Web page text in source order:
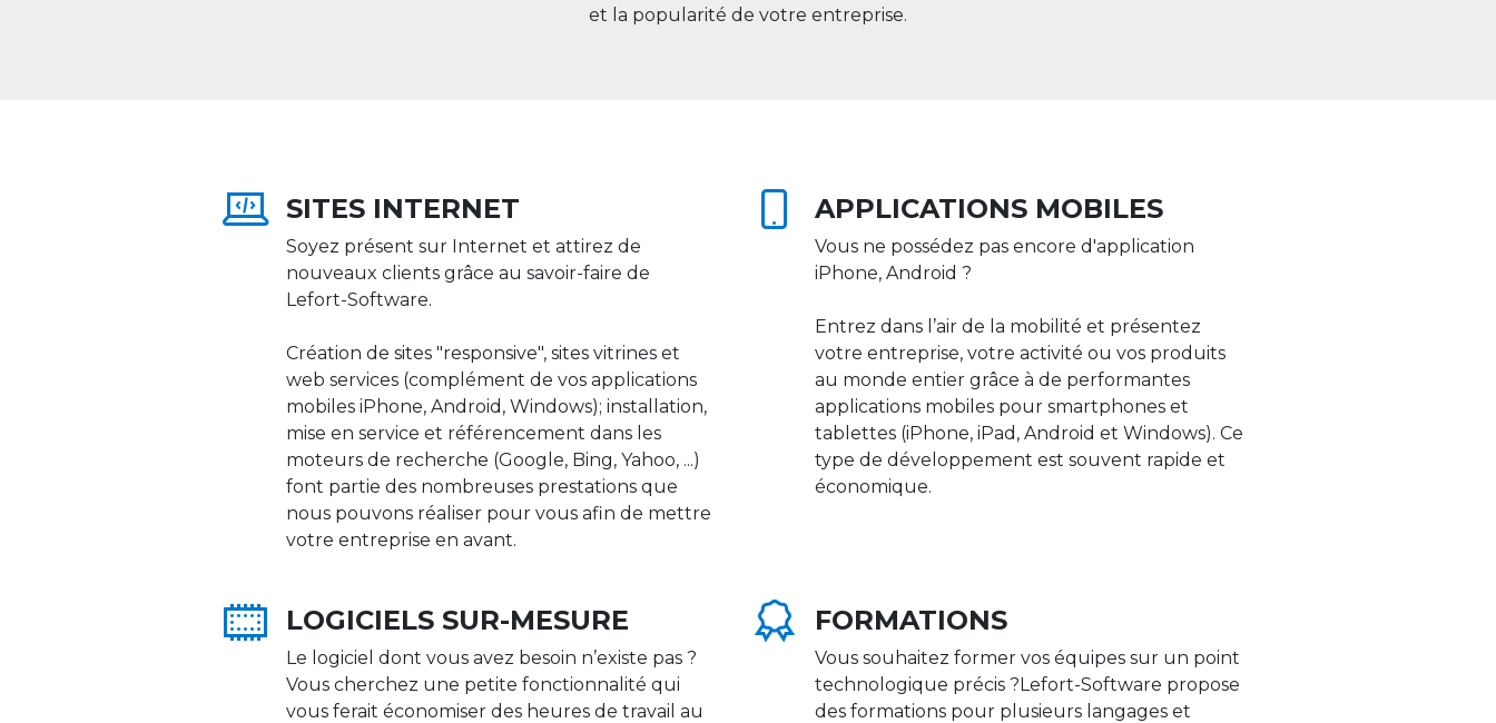
et la popularité de votre entreprise.
SITES INTERNET
Soyez présent sur Internet et attirez de
nouveaux clients grâce au savoir-faire de
Lefort-Software.
Création de sites "responsive", sites vitrines et
web services (complément de vos applications
mobiles iPhone, Android, Windows); installation,
mise en service et référencement dans les
moteurs de recherche (Google, Bing, Yahoo, ...)
font partie des nombreuses prestations que
nous pouvons réaliser pour vous afin de mettre
votre entreprise en avant.
APPLICATIONS MOBILES
Vous ne possédez pas encore d'application
iPhone, Android ?
Entrez dans l’air de la mobilité et présentez
votre entreprise, votre activité ou vos produits
au monde entier grâce à de performantes
applications mobiles pour smartphones et
tablettes (iPhone, iPad, Android et Windows). Ce
type de développement est souvent rapide et
économique.
LOGICIELS SUR-MESURE
Le logiciel dont vous avez besoin n’existe pas ?
Vous cherchez une petite fonctionnalité qui
vous ferait économiser des heures de travail au
FORMATIONS
Vous souhaitez former vos équipes sur un point
technologique précis ?Lefort-Software propose
des formations pour plusieurs langages et